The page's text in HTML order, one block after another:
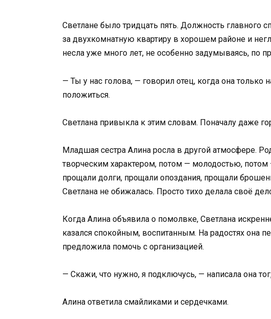
Светлане было тридцать пять. Должность главного
за двухкомнатную квартиру в хорошем районе и
несла уже много лет, не особенно задумываясь, по
— Ты у нас голова, — говорил отец, когда она только
положиться.
Светлана привыкла к этим словам. Поначалу даже
Младшая сестра Алина росла в другой атмосфере.
творческим характером, потом — молодостью,
прощали долги, прощали опоздания, прощали
Светлана не обижалась. Просто тихо делала своё
Когда Алина объявила о помолвке, Светлана
казался спокойным, воспитанным. На радостях она
предложила помочь с организацией.
— Скажи, что нужно, я подключусь, — написала она
Алина ответила смайликами и сердечками.